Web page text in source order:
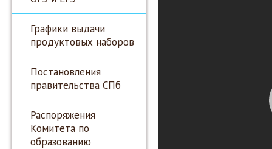
Графики выдачи
продуктовых наборов
Постановления
правительства СПб
Распоряжения
Комитета по
образованию